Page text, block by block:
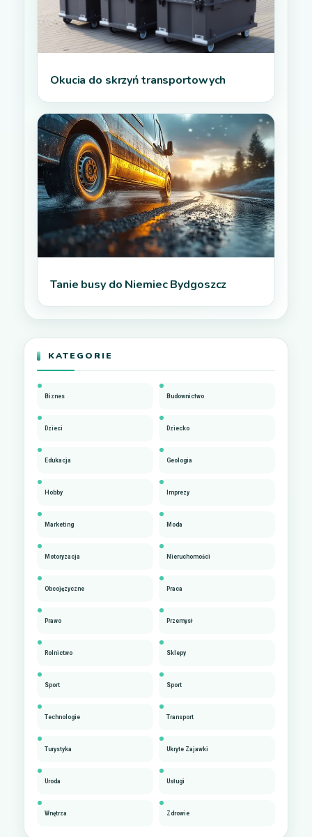
Okucia do skrzyń transportowych
Tanie busy do Niemiec Bydgoszcz
KATEGORIE
Biznes Budownictwo
Dzieci Dziecko
Edukacja Geologia
Hobby Imprezy
Marketing Moda
Motoryzacja Nieruchomości
Obcojęzyczne Praca
Prawo Przemysł
Rolnictwo Sklepy
Sport Sport
Technologie Transport
Turystyka Ukryte Zajawki
Uroda Usługi
Wnętrza Zdrowie